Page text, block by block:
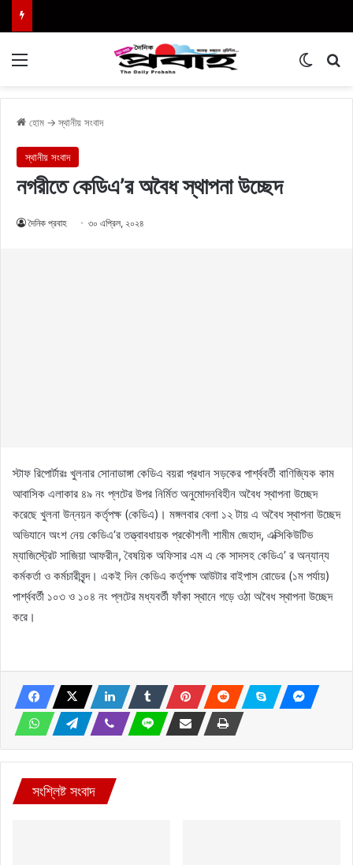
হোম → স্থানীয় সংবাদ
স্থানীয় সংবাদ
নগরীতে কেডিএ’র অবৈধ স্থাপনা উচ্ছেদ
দৈনিক প্রবাহ ৩০ এপ্রিল, ২০২৪
স্টাফ রিপোর্টারঃ খুলনার সোনাডাঙ্গা কেডিএ বয়রা প্রধান সড়কের পার্শ্ববর্তী বাণিজ্যিক কাম
আবাসিক এলাকার ৪৯ নং প্লটের উপর নির্মিত অনুমোদনবিহীন অবৈধ স্থাপনা উচ্ছেদ
করেছে খুলনা উন্নয়ন কর্তৃপক্ষ (কেডিএ)। মঙ্গলবার বেলা ১২ টায় এ অবৈধ স্থাপনা উচ্ছেদ
অভিযানে অংশ নেয় কেডিএ’র তত্ত্বাবধায়ক প্রকৌশলী শামীম জেহাদ, এক্সিকিউটিভ
ম্যাজিস্ট্রেট সাজিয়া আফরীন, বৈষয়িক অফিসার এম এ কে সাদসহ কেডিএ’ র অন্যান্য
কর্মকর্তা ও কর্মচারীবৃন্দ। একই দিন কেডিএ কর্তৃপক্ষ আউটার বাইপাস রোডের (১ম পর্যায়)
পার্শ্ববর্তী ১০৩ ও ১০৪ নং প্লটের মধ্যবর্তী ফাঁকা স্থানে গড়ে ওঠা অবৈধ স্থাপনা উচ্ছেদ
করে।
সংশ্লিষ্ট সংবাদ